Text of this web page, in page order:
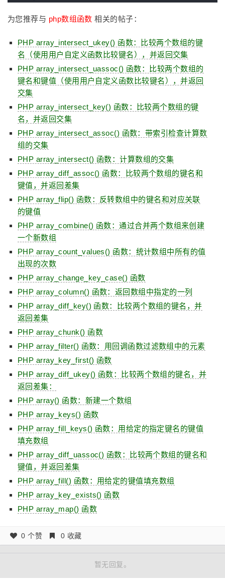
为您推荐与 php数组函数 相关的帖子：
PHP array_intersect_ukey() 函数：比较两个数组的键
名（使用用户自定义函数比较键名），并返回交集
PHP array_intersect_uassoc() 函数：比较两个数组的
键名和键值（使用用户自定义函数比较键名），并返回
交集
PHP array_intersect_key() 函数：比较两个数组的键
名，并返回交集
PHP array_intersect_assoc() 函数：带索引检查计算数
组的交集
PHP array_intersect() 函数：计算数组的交集
PHP array_diff_assoc() 函数：比较两个数组的键名和
键值，并返回差集
PHP array_flip() 函数：反转数组中的键名和对应关联
的键值
PHP array_combine() 函数：通过合并两个数组来创建
一个新数组
PHP array_count_values() 函数：统计数组中所有的值
出现的次数
PHP array_change_key_case() 函数
PHP array_column() 函数：返回数组中指定的一列
PHP array_diff_key() 函数：比较两个数组的键名，并
返回差集
PHP array_chunk() 函数
PHP array_filter() 函数：用回调函数过滤数组中的元素
PHP array_key_first() 函数
PHP array_diff_ukey() 函数：比较两个数组的键名，并
返回差集：
PHP array() 函数：新建一个数组
PHP array_keys() 函数
PHP array_fill_keys() 函数：用给定的指定键名的键值
填充数组
PHP array_diff_uassoc() 函数：比较两个数组的键名和
键值，并返回差集
PHP array_fill() 函数：用给定的键值填充数组
PHP array_key_exists() 函数
PHP array_map() 函数
0 个赞 0 收藏
暂无回复。